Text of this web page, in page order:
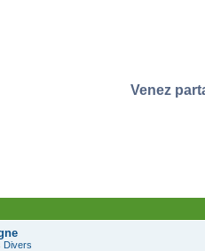
Venez
Divers